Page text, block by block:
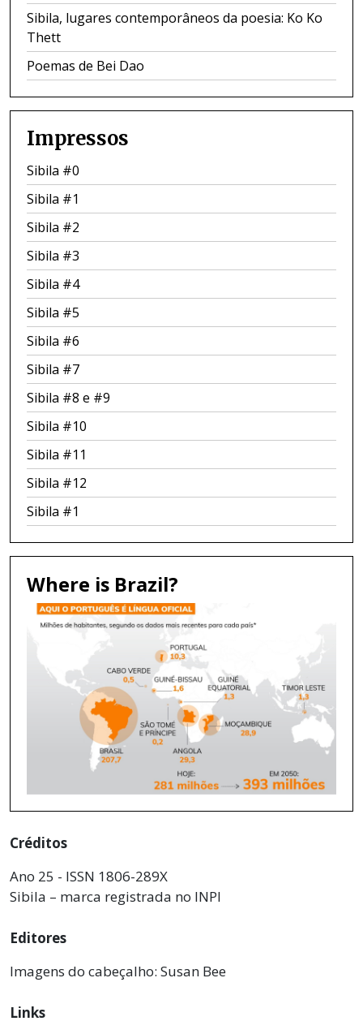
Sibila, lugares contemporâneos da poesia: Ko Ko
Thett
Poemas de Bei Dao
Impressos
Sibila #0
Sibila #1
Sibila #2
Sibila #3
Sibila #4
Sibila #5
Sibila #6
Sibila #7
Sibila #8 e #9
Sibila #10
Sibila #11
Sibila #12
Sibila #1
Where is Brazil?
Créditos
Ano 25 - ISSN 1806-289X
Sibila – marca registrada no INPI
Editores
Imagens do cabeçalho: Susan Bee
Links